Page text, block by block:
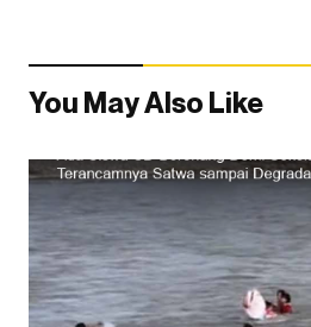
You May Also Like